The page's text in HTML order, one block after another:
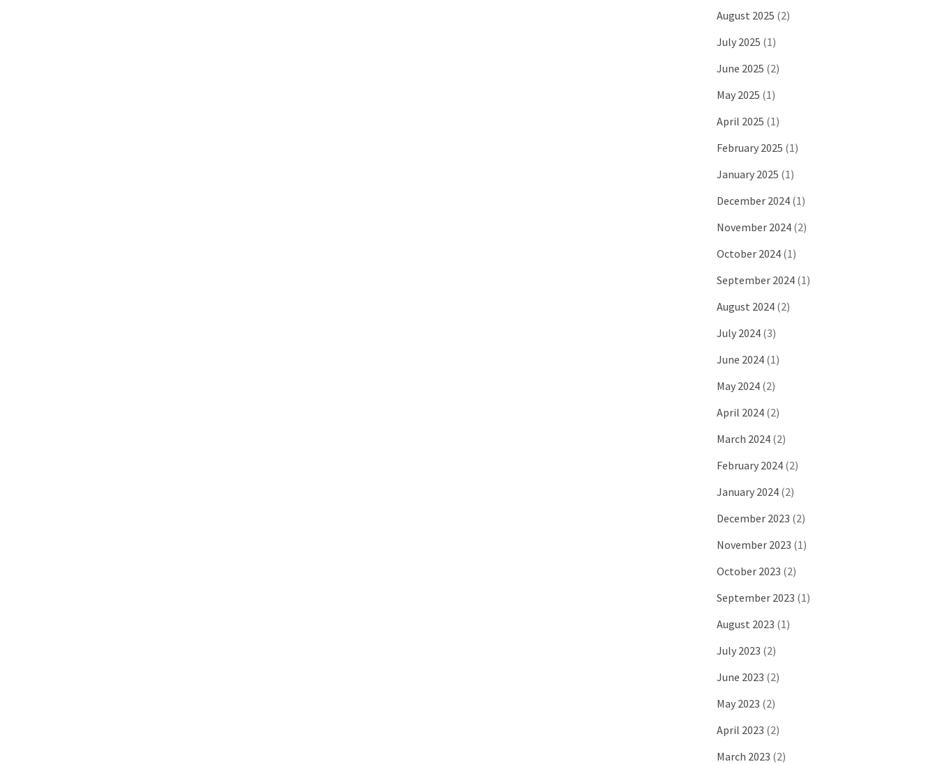
August 2025 (2)
July 2025 (1)
June 2025 (2)
May 2025 (1)
April 2025 (1)
February 2025 (1)
January 2025 (1)
December 2024(1)
November 2024(2)
October 2024(1)
September 2024(1)
August 2024(2)
July 2024(3)
June 2024(1)
May 2024(2)
April 2024(2)
March 2024(2)
February 2024(2)
January 2024(2)
December 2023 (2)
November 2023 (1)
October 2023 (2)
September 2023 (1)
August 2023 (1)
July 2023 (2)
June 2023 (2)
May 2023 (2)
April 2023 (2)
March 2023 (2)